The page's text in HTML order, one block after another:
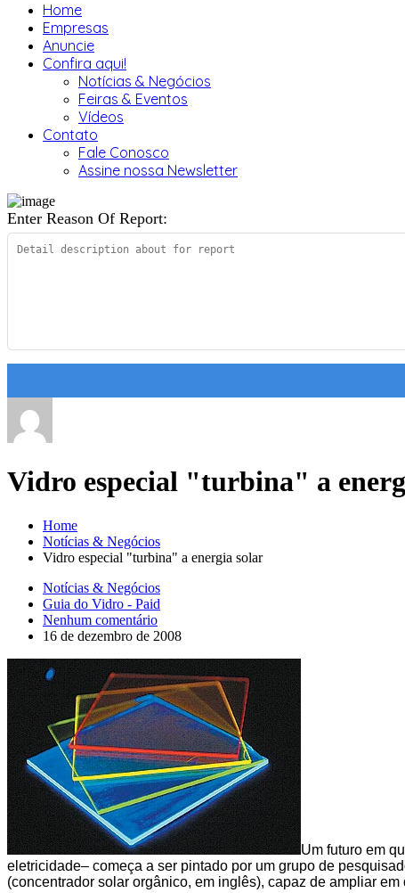
Home
Empresas
Anuncie
Confira aqui!
Notícias & Negócios
Feiras & Eventos
Vídeos
Contato
Fale Conosco
Assine nossa Newsletter
Enter Reason Of Report:
Vidro especial "turbina" a
Home
Notícias & Negócios
Vidro especial "turbina" a energia solar
Notícias & Negócios
Guia do Vidro - Paid
Nenhum comentário
16 de dezembro de 2008
Um futuro em
eletricidade– começa a ser pintado por um grupo de
(concentrador solar orgânico, em inglês), capaz de ampliar